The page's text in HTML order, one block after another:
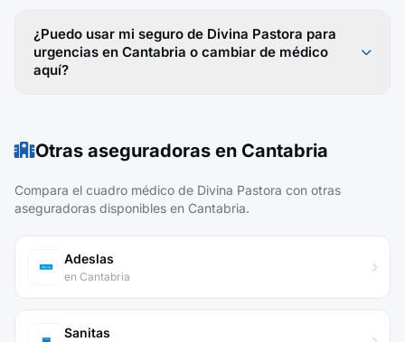
¿Puedo usar mi seguro de Divina Pastora para
urgencias en Cantabria o cambiar de médico
aquí?
Otras aseguradoras en Cantabria
Compara el cuadro médico de Divina Pastora con otras
aseguradoras disponibles en Cantabria.
Adeslas
en Cantabria
Sanitas